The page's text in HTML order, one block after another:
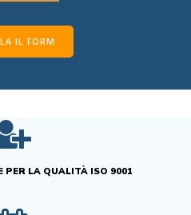
IL FORM
PER LA QUALITÀ ISO 9001